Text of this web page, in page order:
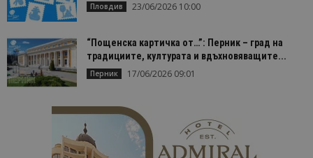
Пловдив 23/06/2026 10:00
“Пощенска картичка от…”: Перник – град на
традициите, културата и вдъхновяващите...
Перник 17/06/2026 09:01